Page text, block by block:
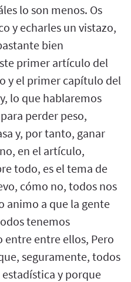
lo son menos. Os
y echarles un vistazo,
bien
primer artículo del
y el primer capítulo del
lo que hablaremos
perder peso,
y, por tanto, ganar
en el artículo,
todo, es el tema de
cómo no, todos nos
animo a que la gente
tenemos
entre ellos, Pero
seguramente, todos
y porque